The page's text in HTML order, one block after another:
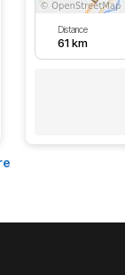
Distance
61 km